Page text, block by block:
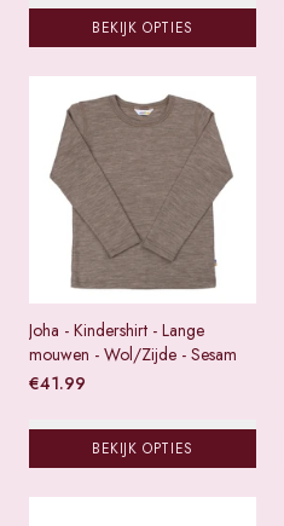
BEKIJK OPTIES
Joha - Kindershirt - Lange
mouwen - Wol/Zijde - Sesam
€41.99
BEKIJK OPTIES